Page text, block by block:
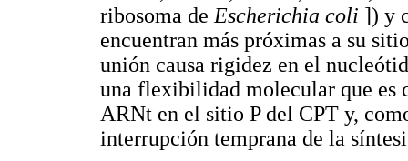
ribosoma de Escherichia coli ]) y
encuentran más próximas a su
unión causa rigidez en el
una flexibilidad molecular que es
ARNt en el sitio P del CPT y,
interrupción temprana de la